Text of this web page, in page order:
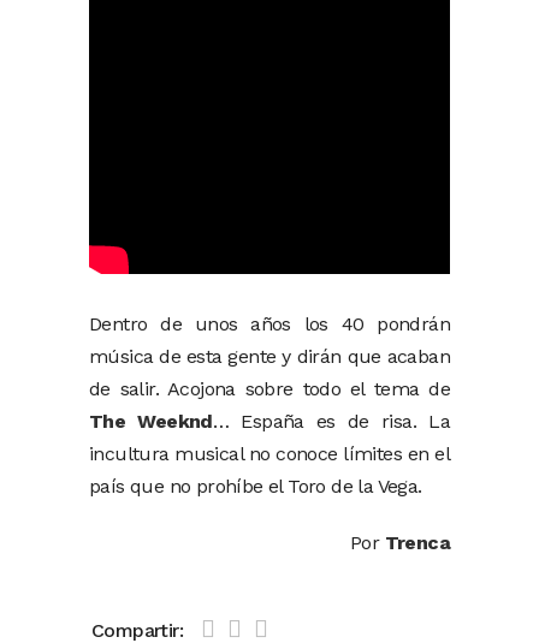
Dentro de unos años los 40 pondrán
música de esta gente y dirán que acaban
de salir. Acojona sobre todo el tema de
The Weeknd… España es de risa. La
incultura musical no conoce límites en el
país que no prohíbe el Toro de la Vega.
Por Trenca
Compartir: